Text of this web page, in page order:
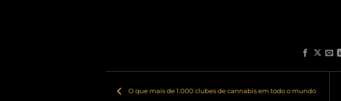
O que mais de 1.000 clubes de cannabis em todo o mundo